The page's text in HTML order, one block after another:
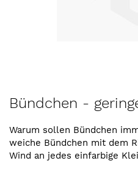
Anfang
Bildergalerie
springen
Bündchen -
Warum sollen Bündchen
weiche Bündchen mit dem
Wind an jedes einfarbige